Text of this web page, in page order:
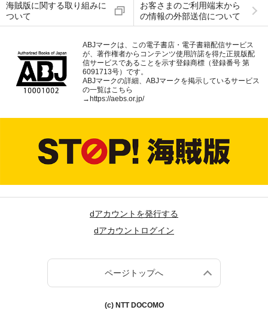
海賊版に関する取り組みに
ついて
お客さまのご利用端末から
の情報の外部送信について
ABJマークは、この電子書店・電子書籍配信サービス
が、著作権者からコンテンツ使用許諾を得た正規版配
信サービスであることを示す登録商標（登録番号 第
6091713号）です。
ABJマークの詳細、ABJマークを掲示しているサービス
の一覧はこちら
→ https://aebs.or.jp/
dアカウントを発行する
dアカウントログイン
ページトップへ
(c) NTT DOCOMO